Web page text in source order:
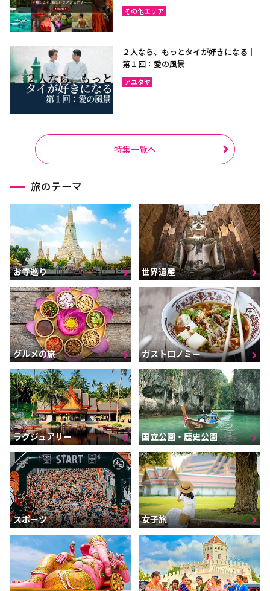
その他エリア
２人なら、もっとタイが好きになる｜
第１回：愛の風景
アユタヤ
特集一覧へ
旅のテーマ
お寺巡り 世界遺産
グルメの旅 ガストロノミー
ラグジュアリー 国立公園・歴史公園
スポーツ 女子旅